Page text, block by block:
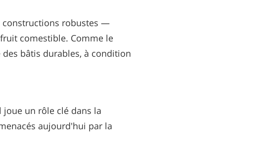
constructions robustes —
comestible. Comme le
bâtis durables, à condition
joue un rôle clé dans la
aujourd'hui par la